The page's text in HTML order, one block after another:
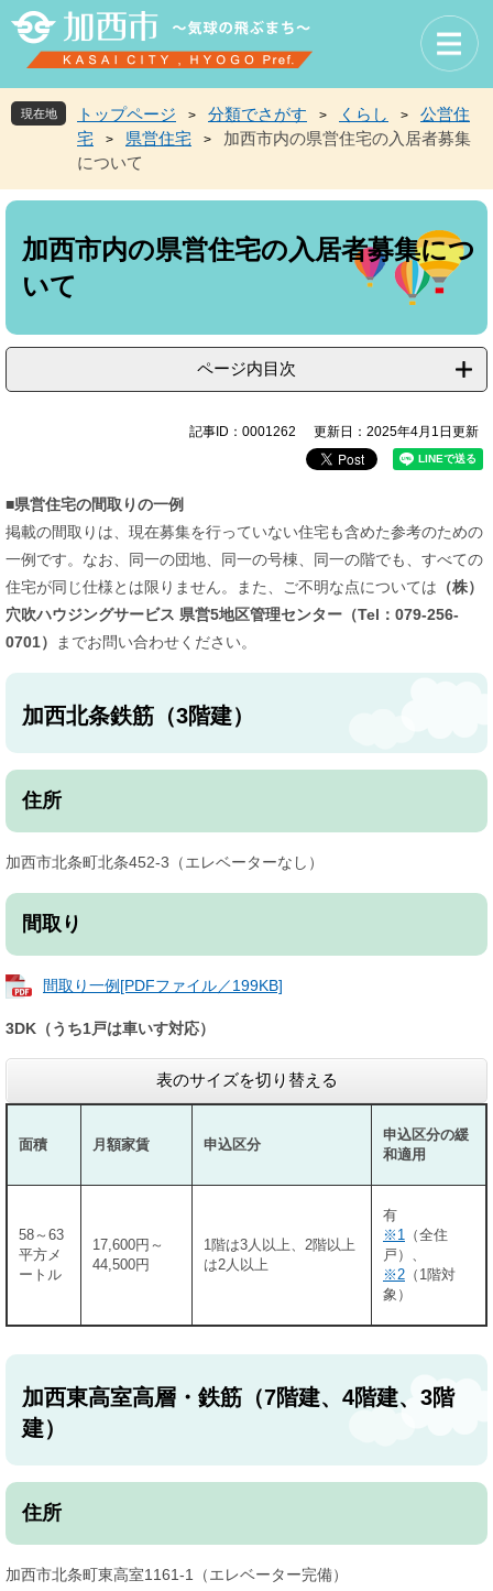
先
頭
を
飛
現在地 トップページ > 分類でさがす > くらし >
公営住
宅
> 県営住宅 >
加西市内の県営住宅の入居者募集
について
本
加西市内の県営住宅の入居者募集につ
いて
ページ内目次
記事ID：0001262 更新日：2025年4月1日更新
■県営住宅の間取りの一例
掲載の間取りは、現在募集を行っていない住宅も含めた参考のための
一例です。なお、同一の団地、同一の号棟、同一の階でも、すべての
住宅が同じ仕様とは限りません。また、ご不明な点については （株）
穴吹ハウジングサービス 県営5地区管理センター（Tel：079-256-
0701）
までお問い合わせください。
加西北条鉄筋（3階建）
住所
加西市北条町北条452-3（エレベーターなし）
間取り
間取り一例[PDFファイル／199KB]
3DK（うち1戸は車いす対応）
表のサイズを切り替える
面積 月額家賃 申込区分
申込区分の緩
和適用
58～63
平方メ
ートル
17,600円～
44,500円
1階は3人以上、2階以上
は2人以上
有
※1 （全住
戸）、
※2 （1階対
象）
加西東高室高層・鉄筋（7階建、4階建、3階
建）
住所
加西市北条町東高室1161-1（エレベーター完備）